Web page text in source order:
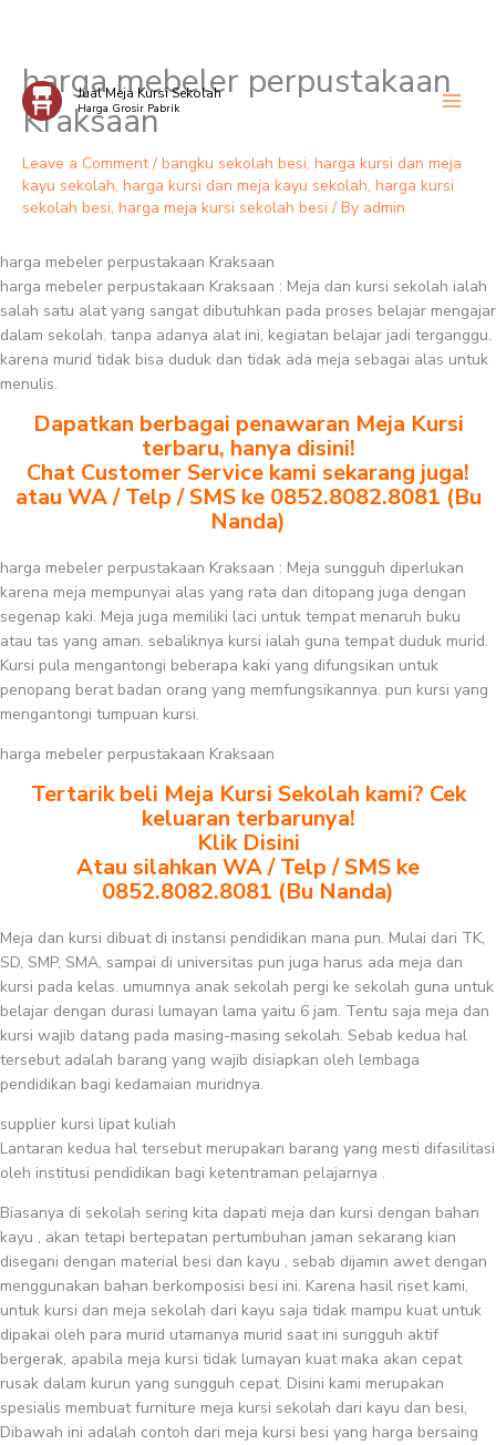
Skip
content
Jual Meja Kursi Sekolah
Harga Grosir Pabrik
harga mebeler perpustakaan
Kraksaan
Leave a Comment / bangku sekolah besi, harga kursi dan meja
kayu sekolah, harga kursi dan meja kayu sekolah, harga kursi
sekolah besi, harga meja kursi sekolah besi / By admin
harga mebeler perpustakaan Kraksaan
harga mebeler perpustakaan Kraksaan : Meja dan kursi sekolah ialah
salah satu alat yang sangat dibutuhkan pada proses belajar mengajar
dalam sekolah. tanpa adanya alat ini, kegiatan belajar jadi terganggu.
karena murid tidak bisa duduk dan tidak ada meja sebagai alas untuk
menulis.
Dapatkan berbagai penawaran Meja Kursi
terbaru, hanya disini!
Chat Customer Service kami sekarang juga!
atau WA / Telp / SMS ke 0852.8082.8081 (Bu
Nanda)
harga mebeler perpustakaan Kraksaan : Meja sungguh diperlukan
karena meja mempunyai alas yang rata dan ditopang juga dengan
segenap kaki. Meja juga memiliki laci untuk tempat menaruh buku
atau tas yang aman. sebaliknya kursi ialah guna tempat duduk murid.
Kursi pula mengantongi beberapa kaki yang difungsikan untuk
penopang berat badan orang yang memfungsikannya. pun kursi yang
mengantongi tumpuan kursi.
harga mebeler perpustakaan Kraksaan
Tertarik beli Meja Kursi Sekolah kami? Cek
keluaran terbarunya!
Klik Disini
Atau silahkan WA / Telp / SMS ke
0852.8082.8081 (Bu Nanda)
Meja dan kursi dibuat di instansi pendidikan mana pun. Mulai dari TK,
SD, SMP, SMA, sampai di universitas pun juga harus ada meja dan
kursi pada kelas. umumnya anak sekolah pergi ke sekolah guna untuk
belajar dengan durasi lumayan lama yaitu 6 jam. Tentu saja meja dan
kursi wajib datang pada masing-masing sekolah. Sebab kedua hal
tersebut adalah barang yang wajib disiapkan oleh lembaga
pendidikan bagi kedamaian muridnya.
supplier kursi lipat kuliah
Lantaran kedua hal tersebut merupakan barang yang mesti difasilitasi
oleh institusi pendidikan bagi ketentraman pelajarnya .
Biasanya di sekolah sering kita dapati meja dan kursi dengan bahan
kayu , akan tetapi bertepatan pertumbuhan jaman sekarang kian
disegani dengan material besi dan kayu , sebab dijamin awet dengan
menggunakan bahan berkomposisi besi ini. Karena hasil riset kami,
untuk kursi dan meja sekolah dari kayu saja tidak mampu kuat untuk
dipakai oleh para murid utamanya murid saat ini sungguh aktif
bergerak, apabila meja kursi tidak lumayan kuat maka akan cepat
rusak dalam kurun yang sungguh cepat. Disini kami merupakan
spesialis membuat furniture meja kursi sekolah dari kayu dan besi,
Dibawah ini adalah contoh dari meja kursi besi yang harga bersaing